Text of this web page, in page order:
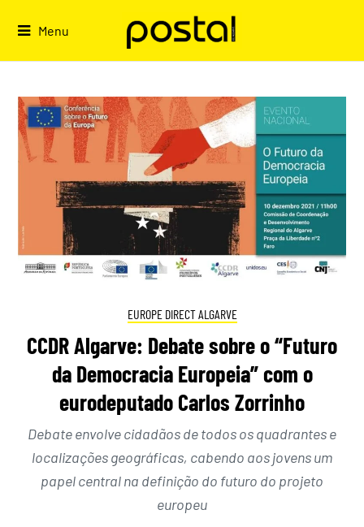
Menu
EUROPE DIRECT ALGARVE
CCDR Algarve: Debate sobre o “Futuro
da Democracia Europeia” com o
eurodeputado Carlos Zorrinho
Debate envolve cidadãos de todos os quadrantes e
localizações geográficas, cabendo aos jovens um
papel central na definição do futuro do projeto
europeu